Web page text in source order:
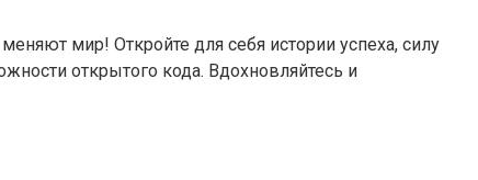
мир! Откройте для себя истории успеха, силу
открытого кода. Вдохновляйтесь и